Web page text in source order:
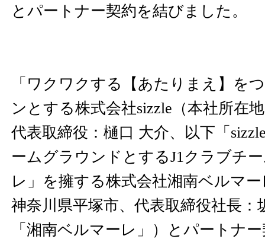
とパートナー契約を結びました。
「ワクワクする【あたりまえ】を
ンとする株式会社sizzle（本社所在
代表取締役：樋口 大介、以下「
ームグラウンドとするJ1クラブチ
レ」を擁する株式会社湘南ベルマ
神奈川県平塚市、代表取締役社長：
「湘南ベルマーレ」）とパートナ